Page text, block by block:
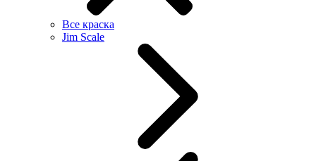
Все краска
Jim Scale